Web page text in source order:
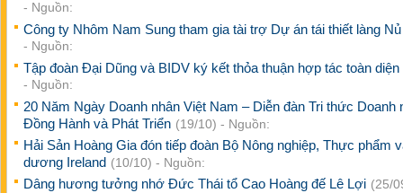
- Nguồn:
Công ty Nhôm Nam Sung tham gia tài trợ Dự án tái thiết làng
- Nguồn:
Tập đoàn Đại Dũng và BIDV ký kết thỏa thuận hợp tác toàn diện
- Nguồn:
20 Năm Ngày Doanh nhân Việt Nam – Diễn đàn Tri thức Doanh
Đồng Hành và Phát Triển (19/10) - Nguồn:
Hải Sản Hoàng Gia đón tiếp đoàn Bộ Nông nghiệp, Thực phẩm
dương Ireland (10/10) - Nguồn:
Dâng hương tưởng nhớ Đức Thái tổ Cao Hoàng đế Lê Lợi (25/